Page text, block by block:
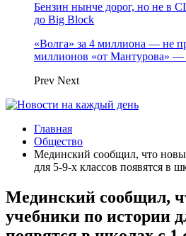
Бензин нынче дорог, но не в
до Big Block
«Волга» за 4 миллиона — не
миллионов «от Мантурова»
Prev Next
Главная
Общество
Мединский сообщил, что
для 5-9-х классов появятся в
Мединский сообщил,
учебники по истории